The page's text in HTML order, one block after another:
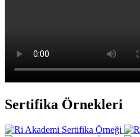
Sertifika Örnekleri